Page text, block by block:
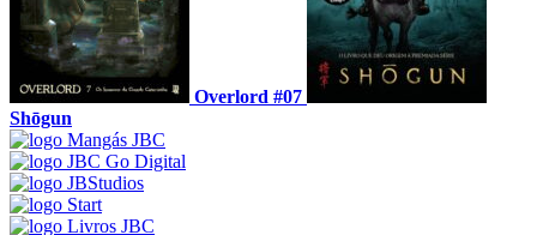
Overlord #07
Shōgun